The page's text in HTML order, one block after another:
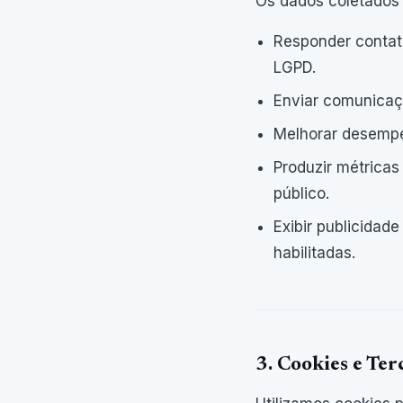
Responder
LGPD.
Enviar
Melhorar
Produzir
público.
Exibir
habilitadas.
3. Cookies e